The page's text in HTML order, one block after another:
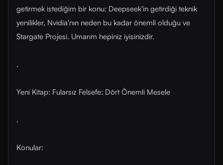
getirmek istediğim bir konu: Deepseek'in getirdiği teknik
yenilikler, Nvidia'nın neden bu kadar önemli olduğu ve
Stargate Projesi. Umarım hepiniz iyisinizdir.
.
Yeni Kitap: ⁠⁠Fularsız Felsefe: Dört Önemli Mesele⁠⁠
.
Konular: